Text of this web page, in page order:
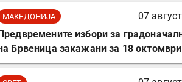
МАКЕДОНИЈА
07
избори за
Брвеница закажани за 18 октомври